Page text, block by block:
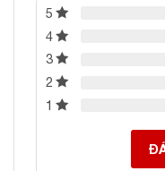
Địa chỉ: 60/69 Bùi
Điện
Email:
5
4
3
2
1